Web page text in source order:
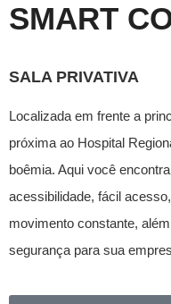
SMART
SALA PRIVATIVA
Localizada em frente a
próxima ao Hospital
boêmia. Aqui você
acessibilidade, fácil
movimento constante,
segurança para sua